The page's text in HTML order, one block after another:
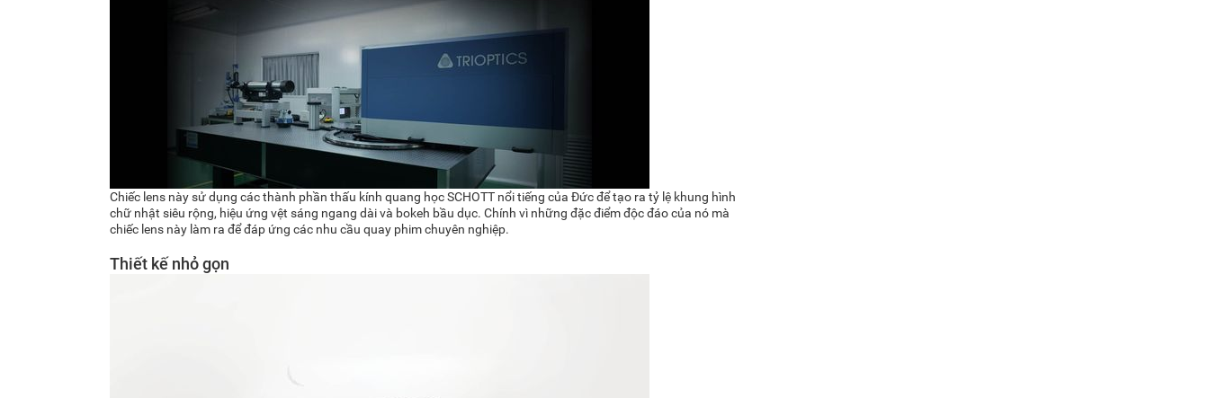
Chiếc lens này sử dụng các thành phần thấu kính quang học SCHOTT nổi tiếng của Đức để tạo ra tỷ lệ khung hình
chữ nhật siêu rộng, hiệu ứng vệt sáng ngang dài và bokeh bầu dục. Chính vì những đặc điểm độc đáo của nó mà
chiếc lens này làm ra để đáp ứng các nhu cầu quay phim chuyên nghiệp.
Thiết kế nhỏ gọn